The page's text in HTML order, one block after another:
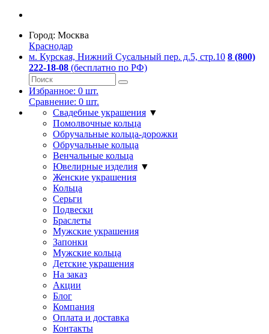
Город: Москва
Краснодар
м. Курская, Нижний Сусальный пер. д.5, стр.10 8 (800)
222-18-08 (бесплатно по РФ)
Избранное: 0 шт.
Сравнение: 0 шт.
Свадебные украшения ▼
Помолвочные кольца
Обручальные кольца-дорожки
Обручальные кольца
Венчальные кольца
Ювелирные изделия ▼
Женские украшения
Кольца
Серьги
Подвески
Браслеты
Мужские украшения
Запонки
Мужские кольца
Детские украшения
На заказ
Акции
Блог
Компания
Оплата и доставка
Контакты